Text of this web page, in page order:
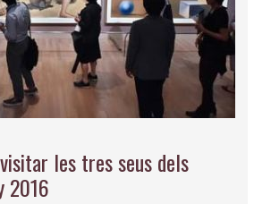
les tres seus dels
2016